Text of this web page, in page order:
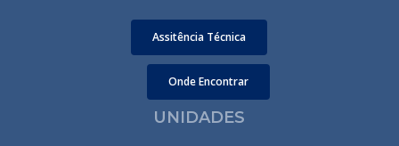
Assitência Técnica
Onde Encontrar
UNIDADES